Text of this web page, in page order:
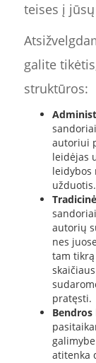
teises į
galite
struktūros:
autoriui
leidėjas
leidybos
užduotis.
autorių
nes
tam
pratęsti.
atitenka